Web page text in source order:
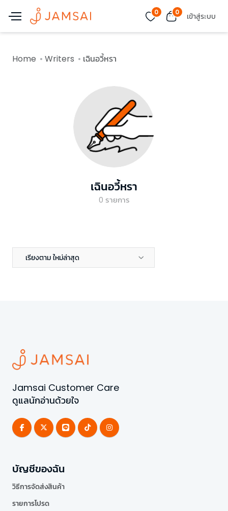
0 0 เข้าสู่ระบบ
Home Writers เฉินอวี้หรา
เฉินอวี้หรา
0 รายการ
เรียงตาม ใหม่ล่าสุด
Jamsai Customer Care
ดูแลนักอ่านด้วยใจ
บัญชีของฉัน
วิธีการจัดส่งสินค้า
รายการโปรด